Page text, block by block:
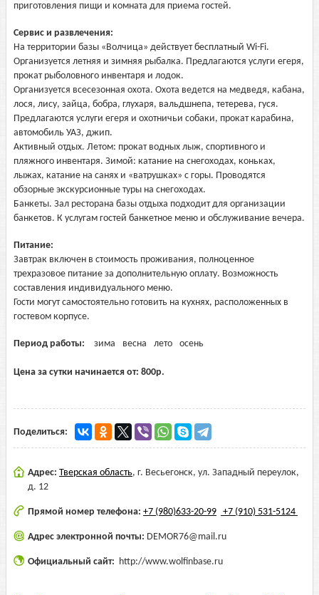
приготовления пищи и комната для приема гостей.
Сервис и развлечения:
На территории базы «Волчица» действует бесплатный Wi-Fi.
Организуется летняя и зимняя рыбалка. Предлагаются услуги егеря,
прокат рыболовного инвентаря и лодок.
Организуется всесезонная охота. Охота ведется на медведя, кабана,
лося, лису, зайца, бобра, глухаря, вальдшнепа, тетерева, гуся.
Предлагаются услуги егеря и охотничьи собаки, прокат карабина,
автомобиль УАЗ, джип.
Активный отдых. Летом: прокат водных лыж, спортивного и
пляжного инвентаря. Зимой: катание на снегоходах, коньках,
лыжах, катание на санях и «ватрушках» с горы. Проводятся
обзорные экскурсионные туры на снегоходах.
Банкеты. Зал ресторана базы отдыха подходит для организации
банкетов. К услугам гостей банкетное меню и обслуживание вечера.
Питание:
Завтрак включен в стоимость проживания, полноценное
трехразовое питание за дополнительную оплату. Возможность
составления индивидуального меню.
Гости могут самостоятельно готовить на кухнях, расположенных в
гостевом корпусе.
Период работы: зима весна лето осень
Цена за сутки начинается от: 800р.
Поделиться:
Адрес: Тверская область, г. Весьегонск, ул. Западный переулок,
д. 12
Прямой номер телефона: +7 (980)633-20-99 +7 (910) 531-5124
Адрес электронной почты: DEMOR76@mail.ru
Официальный сайт: http://www.wolfinbase.ru